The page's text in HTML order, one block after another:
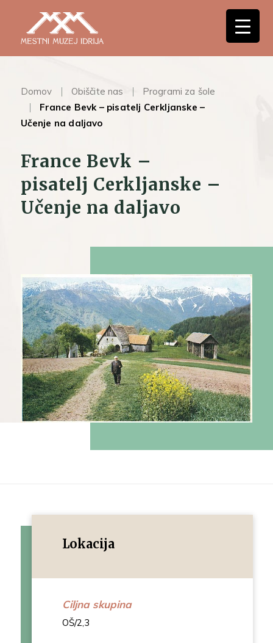
Domov Obiščite nas
Programi za šole
France Bevk – pisatelj Cerkljanske –
Učenje na daljavo
France Bevk –
pisatelj Cerkljanske –
Učenje na daljavo
Lokacija
Ciljna skupina
OŠ/2,3